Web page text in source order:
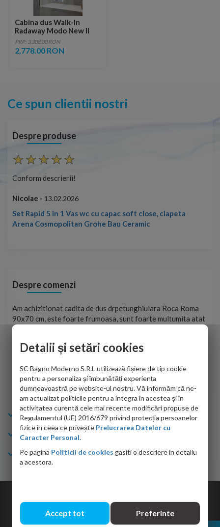
Cabina dus Walk-In
Radaway Modo New II
Black cu suport prosop
120xH200 cm
PRP: 3,308.00 RON
2,778.00 RON
Ce spun clientii nostri
Despre produse
Conform descrierii!
Nicolae - 13.02.2026
Set Rapid 5 in 1 Vas wc cu capac soft close, clapeta
Arena Cosmopolitan Grohe Bau Ceramic
Despre comenzi
Am achizitionat cadita de dus drpetunghiulara Roca Roma
90x70 cm, este foarte frumoasa, sunt foarte multumita atat
de personalul firmei dvs. cu care am colaborat in obtinerea
adus coletul in siguranta.Numai bine, va doresc!
Sofrone Viviana -28.07.2026
Info Bagno
Cumparaturi
Suport clienti
Detalii și setări cookies
SC Bagno Moderno S.R.L utilizează fișiere de tip cookie
pentru a personaliza și îmbunătăți experiența
dumneavoastră pe website-ul nostru. Vă informăm că ne-
am actualizat politicile pentru a integra în acestea și în
activitatea curentă cele mai recente modificări propuse de
Regulamentul (UE) 2016/679 privind protecția persoanelor
fizice în ceea ce privește Prelucrarea Datelor cu
Caracter Personal.
Pe pagina Politicii de cookies gasiti o descriere in detaliu
a acestora.
Accept tot Preferinte